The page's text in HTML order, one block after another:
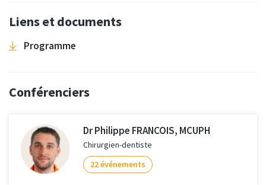
Liens et documents
Programme
Conférenciers
Dr Philippe FRANCOIS, MCUPH
Chirurgien-dentiste
22 événements